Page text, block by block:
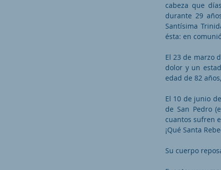
cabeza que
durante 29
Santísima
ésta: en
El 23 de marzo
dolor y un
edad de 82
El 10 de junio
de San Pedro
cuantos sufren
¡Qué Santa
Su cuerpo